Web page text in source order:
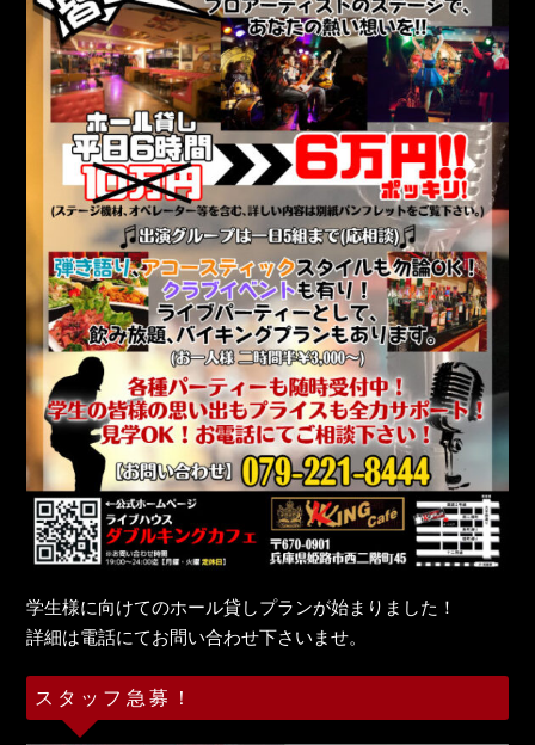
学生様に向けてのホール貸しプランが始まりました！
詳細は電話にてお問い合わせ下さいませ。
スタッフ急募！